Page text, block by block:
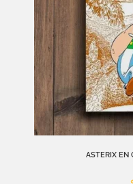
ASTERIX EN